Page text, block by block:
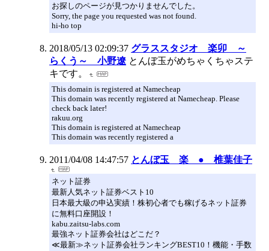
お探しのページが見つかりませんでした。
Sorry, the page you requested was not found.
hi-ho top
2018/05/13 02:09:37 グラススタジオ 楽卯 ～
らくう～ 小野遼 とんぼ玉がめちゃくちゃステ
キです。
This domain is registered at Namecheap
This domain was recently registered at Namecheap. Please
check back later!
rakuu.org
This domain is registered at Namecheap
This domain was recently registered a
2011/04/08 14:47:57 とんぼ玉 楽 ● 椎葉佳子
ネット証券
最新人気ネット証券ベスト10
日本最大級の申込実績！株初心者でも稼げるネット証券
に無料口座開設！
kabu.zaitsu-labs.com
最強ネット証券会社はどこだ？
≪最新≫ネット証券会社ランキングBEST10！機能・手数